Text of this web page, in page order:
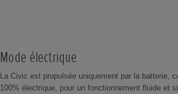
Mode électrique
La Civic est propulsée uniquement par la batterie,
100% électrique, pour un fonctionnement fluide et